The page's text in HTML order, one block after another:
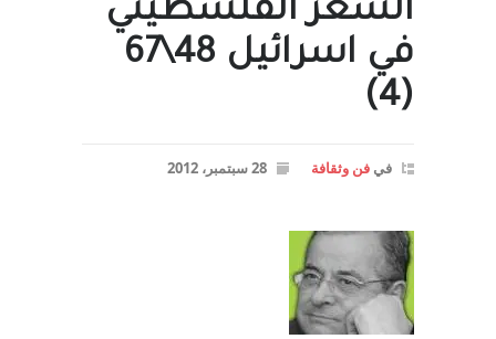
الشعر الفلسطيني
في اسرائيل 48\67
(4)
في فن وثقافة 28 سبتمبر، 2012